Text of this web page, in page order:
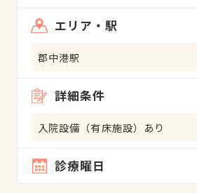
エリア・駅
郡中港駅
詳細条件
入院設備（有床施設）あり
診療曜日